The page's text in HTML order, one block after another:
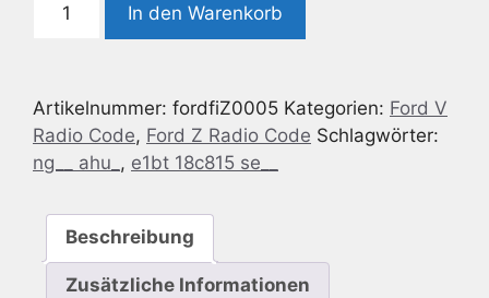
Code
Ford
Radio
NG
E1BT-
18C815-
In den Warenkorb
Artikelnummer: fordfiZ0005 Kategorien: Ford V
Radio Code, Ford Z Radio Code Schlagwörter:
ng__ ahu_ , e1bt 18c815 se__
Beschreibung
Zusätzliche Informationen